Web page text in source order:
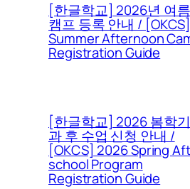
[한글학교] 2026년 여
캠프 등록 안내 /
Summer Afternoon
Registration Guide
[한글학교] 2026 봄학
과 후 수업 신청 안내 /
[OKCS] 2026 Spring
school Program
Registration Guide